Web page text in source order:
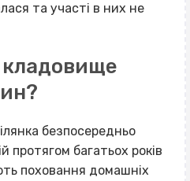
та участі в них не
безпосередньо
протягом багатьох років
поховання домашніх